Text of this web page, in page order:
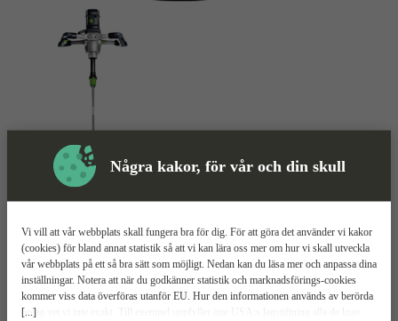
Några kakor, för vår och din skull
[...]
Vi vill att vår webbplats skall fungera bra för dig. För att göra det använder vi kakor
(cookies) för bland annat statistik så att vi kan lära oss mer om hur vi skall utveckla
vår webbplats på ett så bra sätt som möjligt. Nedan kan du läsa mer och anpassa dina
inställningar. Notera att när du godkänner statistik och marknadsförings-cookies
kommer viss data överföras utanför EU. Hur den informationen används av berörda
bolag vet vi inte exakt. Till exempel uppfyller inte USA:s lagstiftning alla de krav
Omrörare Mer information
Festool MX 1200/2 E EF HS3R